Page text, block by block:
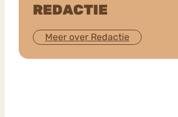
REDACTIE
Meer over Redactie